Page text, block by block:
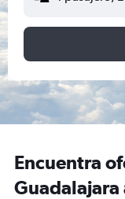
Encuentra
Guadalajara